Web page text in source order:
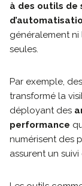
à des outils de
généralement ni
seules.
Par exemple,
transformé la
déployant des
performance
numérisent des
assurent un suivi